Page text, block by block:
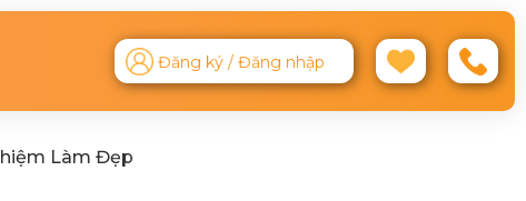
Đăng ký / Đăng nhập
Làm Đẹp